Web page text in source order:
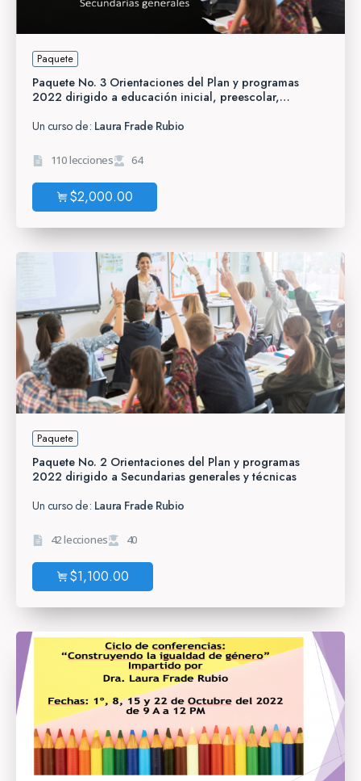
Paquete
Paquete No. 3 Orientaciones del Plan y programas
2022 dirigido a educación inicial, preescolar,
generales
Un curso de: Laura Frade Rubio
110 lecciones 64
$2,000.00
Paquete
Paquete No. 2 Orientaciones del Plan y programas
2022 dirigido a Secundarias generales y técnicas
Un curso de: Laura Frade Rubio
42 lecciones 40
$1,100.00